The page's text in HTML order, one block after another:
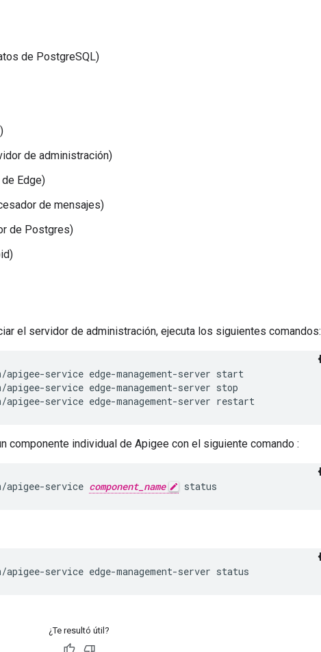
de PostgreSQL)
de administración)
Edge)
de mensajes)
de Postgres)
el servidor de administración, ejecuta los siguientes comandos:
service edge-management-server stop
service edge-management-server restart
componente individual de Apigee con el siguiente comando :
apigee-service component_name status
service edge-management-server status
¿Te resultó útil?